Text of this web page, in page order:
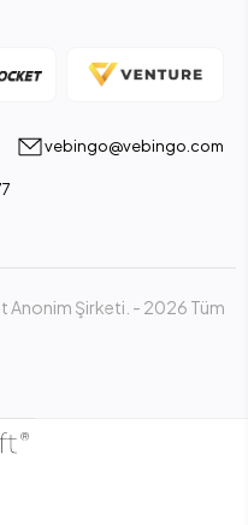
vebingo@vebingo.com
Anonim Şirketi. - 2026 Tüm